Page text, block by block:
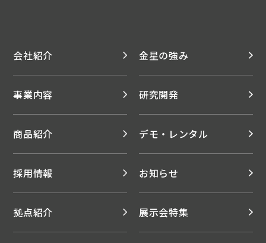
会社紹介 金星の強み
事業内容 研究開発
商品紹介 デモ・レンタル
採用情報 お知らせ
拠点紹介 展示会特集